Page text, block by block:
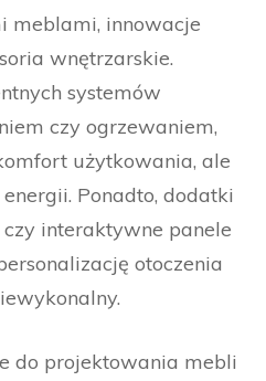
meblami, innowacje
wnętrzarskie.
systemów
czy ogrzewaniem,
użytkowania, ale
Ponadto, dodatki
interaktywne panele
otoczenia
do projektowania mebli